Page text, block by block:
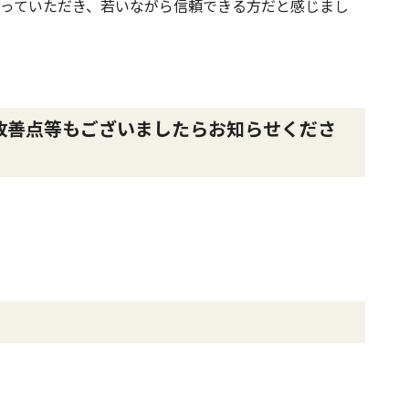
ていただき、若いながら信頼できる方だと感じまし
点等もございましたらお知らせくださ